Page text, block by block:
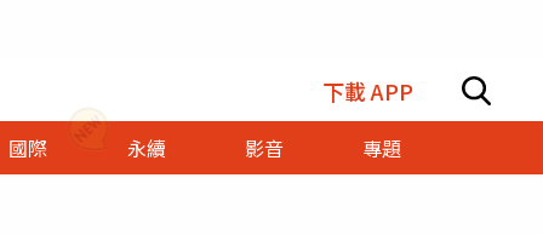
下載 APP
國際 永續 影音
專題